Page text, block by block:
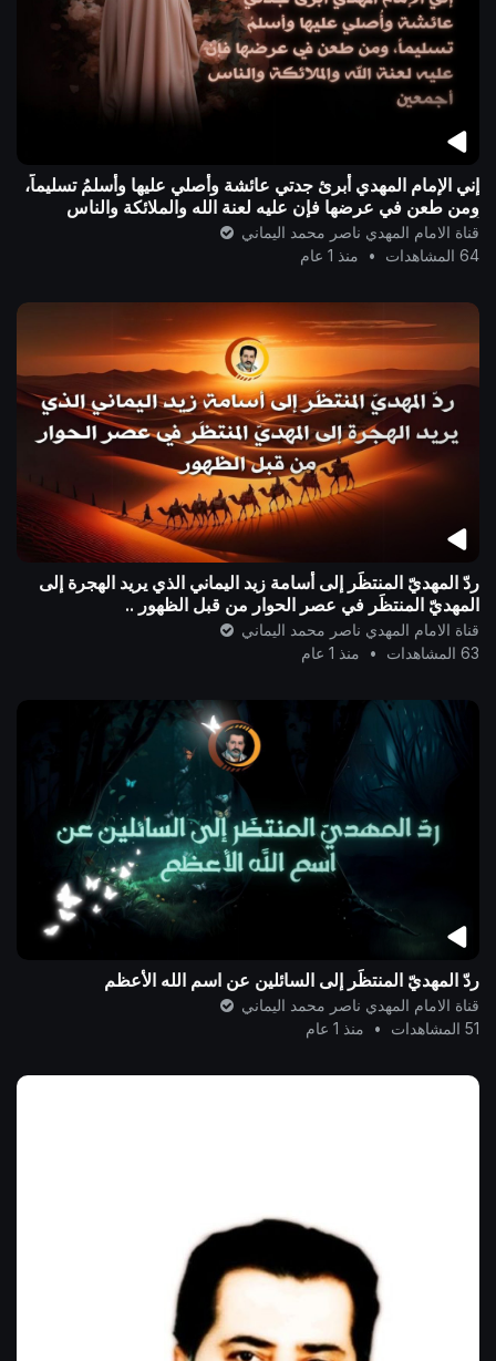
إني الإمام المهدي أُبرئ جدتي عائشة وأُصلي عليها وأسلمُ تسليماً،
ومن طعن في عرضها فإن عليه لعنة الله والملائكة والناس
أجمعين ..
قناة الامام المهدي ناصر محمد اليماني
64 المشاهدات
• منذ 1 عام
ردّ المهديّ المنتظَر إلى أسامة زيد اليماني الذي يريد الهجرة إلى
المهديّ المنتظَر في عصر الحوار من قبل الظهور ..
قناة الامام المهدي ناصر محمد اليماني
63 المشاهدات
• منذ 1 عام
ردّ المهديّ المنتظَر إلى السائلين عن اسم الله الأعظم
قناة الامام المهدي ناصر محمد اليماني
51 المشاهدات
• منذ 1 عام